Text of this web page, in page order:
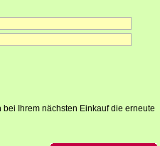
Ihrem nächsten Einkauf die erneute